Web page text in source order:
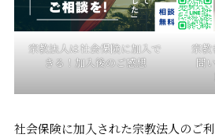
宗教法人は社会保険に加入で
きる！加入後のご感想
宗教
問
社会保険に加入された宗教法人のご